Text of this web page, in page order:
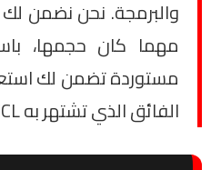
والبرمجة. نحن نضمن
مهما كان حجمها،
مستوردة تضمن لك
الفائق الذي تشتهر به TCL عالمياً.